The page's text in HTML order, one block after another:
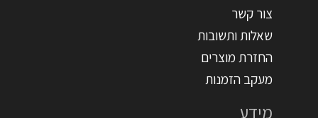
צור קשר
שאלות ותשובות
החזרת מוצרים
מעקב הזמנות
מידע